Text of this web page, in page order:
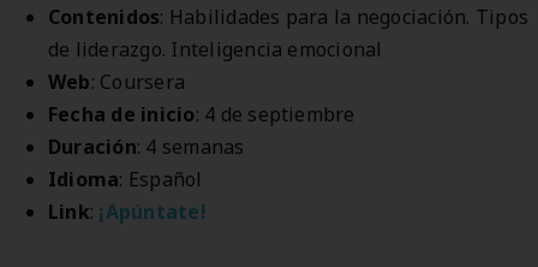
Contenidos: Habilidades para la negociación. Tipos
de liderazgo. Inteligencia emocional
Web: Coursera
Fecha de inicio: 4 de septiembre
Duración: 4 semanas
Idioma: Español
Link: ¡Apúntate!